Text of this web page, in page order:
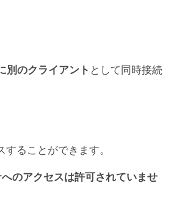
別のクライアント として同時接続
ることができます。
のアクセスは許可されていませ